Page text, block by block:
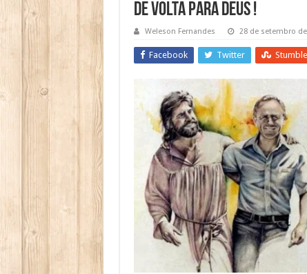
De Volta para Deus !
Weleson Fernandes 28 de setembro
Facebook Twitter